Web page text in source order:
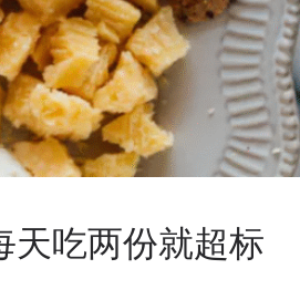
天吃两份就超标